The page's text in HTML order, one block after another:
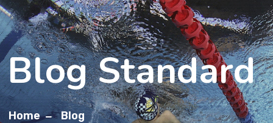
Blog Standard
Home Blog